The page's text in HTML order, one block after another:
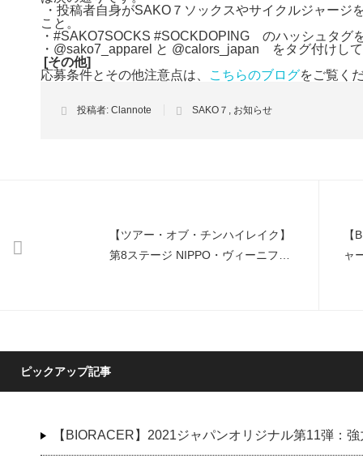
・投稿者自身がSAKO７ソックスやサイクルジャージ
こと。
・#SAKO7SOCKS #SOCKDOPING のハッシュタグ
・@sako7_apparel と @calors_japan をタグ付けし
[その他]
応募条件とその他注意点は、
こちらのブログをご覧く
投稿者: Clannote SAKO７ , お知らせ
【ツアー・オブ・チンハイレイク】
第8ステージ NIPPO・ヴィーニファ
【
ャ
ピックアップ記事
【BIORACER】2021ジャパンオリジナル第11弾：